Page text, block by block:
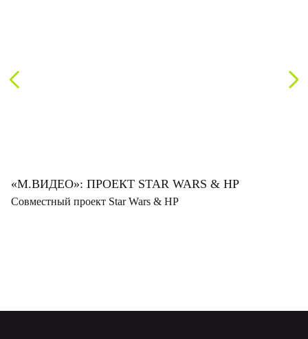
Предыдущий
«М.ВИДЕО»: ПРОЕКТ STAR WARS & HP
Совместный проект Star Wars & HP